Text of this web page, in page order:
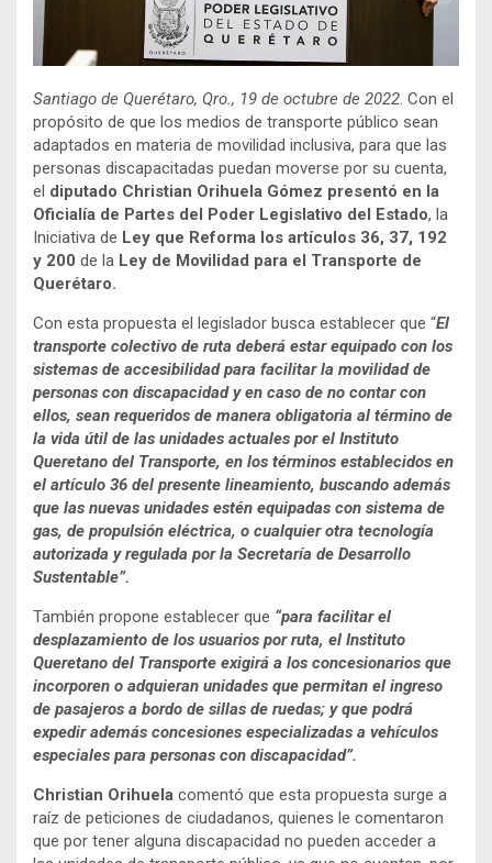
Santiago de Querétaro, Qro., 19 de octubre de 2022 . Con el
propósito de que los medios de transporte público sean
adaptados en materia de movilidad inclusiva, para que las
personas discapacitadas puedan moverse por su cuenta,
el diputado Christian Orihuela Gómez presentó en la
Oficialía de Partes del Poder Legislativo del Estado, la
Iniciativa de Ley que Reforma los artículos 36, 37, 192
y 200 de la Ley de Movilidad para el Transporte de
Querétaro.
Con esta propuesta el legislador busca establecer que “El
transporte colectivo de ruta deberá estar equipado con los
sistemas de accesibilidad para facilitar la movilidad de
personas con discapacidad y en caso de no contar con
ellos, sean requeridos de manera obligatoria al término de
la vida útil de las unidades actuales por el Instituto
Queretano del Transporte, en los términos establecidos en
el artículo 36 del presente lineamiento, buscando además
que las nuevas unidades estén equipadas con sistema de
gas, de propulsión eléctrica, o cualquier otra tecnología
autorizada y regulada por la Secretaría de Desarrollo
Sustentable”.
También propone establecer que “para facilitar el
desplazamiento de los usuarios por ruta, el Instituto
Queretano del Transporte exigirá a los concesionarios que
incorporen o adquieran unidades que permitan el ingreso
de pasajeros a bordo de sillas de ruedas; y que podrá
expedir además concesiones especializadas a vehículos
especiales para personas con discapacidad”.
Christian Orihuela comentó que esta propuesta surge a
raíz de peticiones de ciudadanos, quienes le comentaron
que por tener alguna discapacidad no pueden acceder a